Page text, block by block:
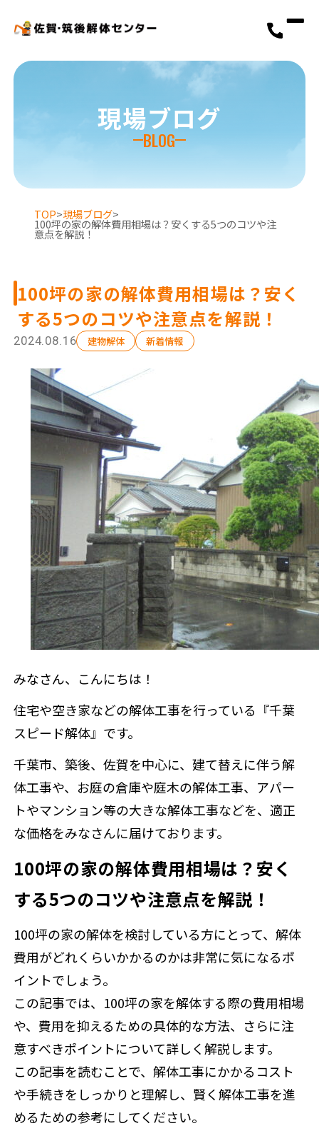
選ばれる理由
解体工事の流れ
会社概要
施工事例
現場ブログ
補助金情報
お問い合わ
来店予約
現場ブログ
BLOG
TOP>現場ブログ>
100坪の家の解体費用相場は？安くする5つのコツや注
意点を解説！
100坪の家の解体費用相場は？安く
する5つのコツや注意点を解説！
2024.08.16 建物解体 新着情報
みなさん、こんにちは！
住宅や空き家などの解体工事を行っている『千葉
スピード解体』です。
千葉市、築後、佐賀を中心に、建て替えに伴う解
体工事や、お庭の倉庫や庭木の解体工事、アパー
トやマンション等の大きな解体工事などを、適正
な価格をみなさんに届けております。
100坪の家の解体費用相場は？安く
する5つのコツや注意点を解説！
100坪の家の解体を検討している方にとって、解体
費用がどれくらいかかるのかは非常に気になるポ
イントでしょう。
この記事では、100坪の家を解体する際の費用相場
や、費用を抑えるための具体的な方法、さらに注
意すべきポイントについて詳しく解説します。
この記事を読むことで、解体工事にかかるコスト
や手続きをしっかりと理解し、賢く解体工事を進
めるための参考にしてください。